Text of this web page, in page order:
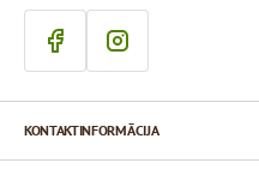
KONTAKTINFORMĀCIJA